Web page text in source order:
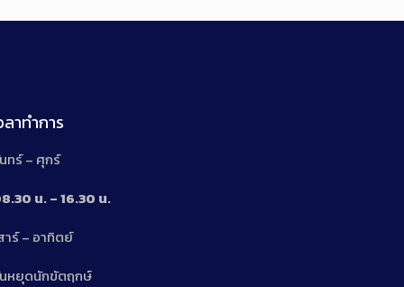
ลาทำการ
ทร์ – ศุกร์
น. – 16.30 น.
าร์ – อาทิตย์
หยุดนักขัตฤกษ์